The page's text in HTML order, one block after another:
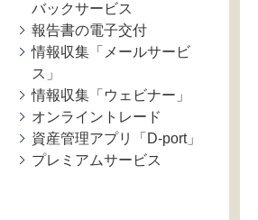
バックサービス
報告書の電子交付
情報収集「メールサービ
ス」
情報収集「ウェビナー」
オンライントレード
資産管理アプリ「D-port」
プレミアムサービス